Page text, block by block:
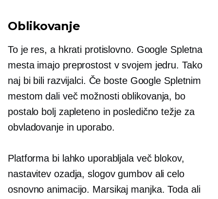
Oblikovanje
To je res, a hkrati protislovno. Google Spletna
mesta imajo preprostost v svojem jedru. Tako
naj bi bili razvijalci. Če boste Google Spletnim
mestom dali več možnosti oblikovanja, bo
postalo bolj zapleteno in posledično težje za
obvladovanje in uporabo.
Platforma bi lahko uporabljala več blokov,
nastavitev ozadja, slogov gumbov ali celo
osnovno animacijo. Marsikaj manjka. Toda ali